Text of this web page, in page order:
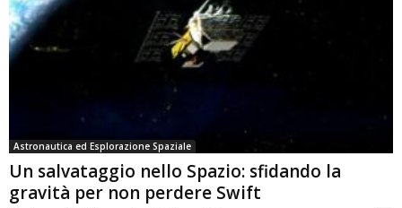
Astronautica ed Esplorazione Spaziale
Un salvataggio nello Spazio: sfidando la
gravità per non perdere Swift